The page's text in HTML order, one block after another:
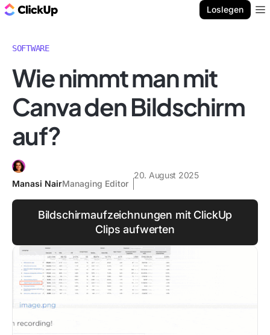
Loslegen
SOFTWARE
Wie nimmt man mit
Canva den Bildschirm
auf?
Manasi NairManaging Editor
20. August 2025
Bildschirmaufzeichnungen mit ClickUp
Clips aufwerten